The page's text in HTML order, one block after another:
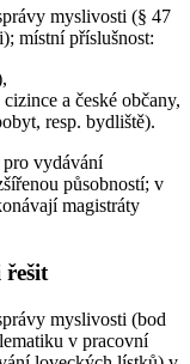
myslivosti (§ 47
místní příslušnost:
a české občany,
resp. bydliště).
pro vydávání
působností; v
magistráty
řešit
myslivosti (bod
v pracovní